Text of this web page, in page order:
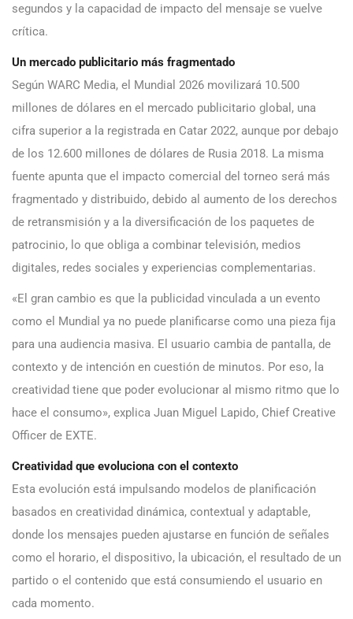
segundos y la capacidad de impacto del mensaje se vuelve
crítica.
Un mercado publicitario más fragmentado
Según WARC Media, el Mundial 2026 movilizará 10.500
millones de dólares en el mercado publicitario global, una
cifra superior a la registrada en Catar 2022, aunque por debajo
de los 12.600 millones de dólares de Rusia 2018. La misma
fuente apunta que el impacto comercial del torneo será más
fragmentado y distribuido, debido al aumento de los derechos
de retransmisión y a la diversificación de los paquetes de
patrocinio, lo que obliga a combinar televisión, medios
digitales, redes sociales y experiencias complementarias.
«El gran cambio es que la publicidad vinculada a un evento
como el Mundial ya no puede planificarse como una pieza fija
para una audiencia masiva. El usuario cambia de pantalla, de
contexto y de intención en cuestión de minutos. Por eso, la
creatividad tiene que poder evolucionar al mismo ritmo que lo
hace el consumo», explica Juan Miguel Lapido, Chief Creative
Officer de EXTE.
Creatividad que evoluciona con el contexto
Esta evolución está impulsando modelos de planificación
basados en creatividad dinámica, contextual y adaptable,
donde los mensajes pueden ajustarse en función de señales
como el horario, el dispositivo, la ubicación, el resultado de un
partido o el contenido que está consumiendo el usuario en
cada momento.